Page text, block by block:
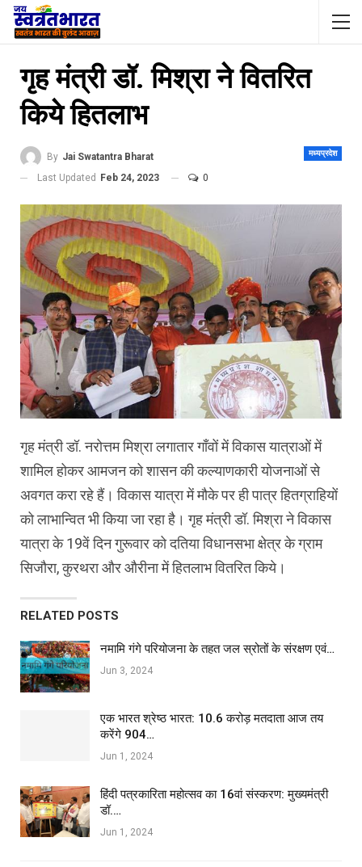
गृह मंत्री डॉ. मिश्रा ने वितरित
किये हितलाभ
मध्यप्रदेश
By Jai Swatantra Bharat
Last Updated Feb 24, 2023 0
गृह मंत्री डॉ. नरोत्तम मिश्रा लगातार गाँवों में विकास यात्राओं में
शामिल होकर आमजन को शासन की कल्याणकारी योजनाओं से
अवगत करा रहे हैं। विकास यात्रा में मौके पर ही पात्र हितग्राहियों
को लाभान्वित भी किया जा रहा है। गृह मंत्री डॉ. मिश्रा ने विकास
यात्रा के 19वें दिन गुरूवार को दतिया विधानसभा क्षेत्र के ग्राम
सिजौरा, कुरथरा और औरीना में हितलाभ वितरित किये।
RELATED POSTS
नमामि गंगे परियोजना के तहत जल स्रोतों के संरक्षण एवं…
Jun 3, 2024
एक भारत श्रेष्ठ भारत: 10.6 करोड़ मतदाता आज तय
करेंगे 904…
Jun 1, 2024
हिंदी पत्रकारिता महोत्सव का 16वां संस्करण: मुख्यमंत्री
डॉ.…
Jun 1, 2024